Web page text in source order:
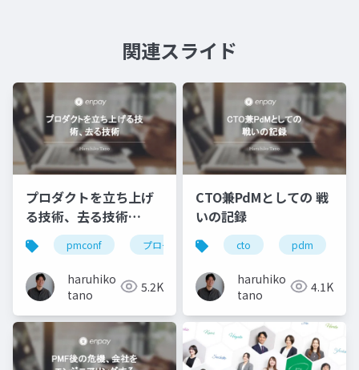
関連スライド
プロダクトを立ち上げ
る技術、去る技術
（pmconf2022）
pmconf プロダクトマネージャー pdm
haruhiko
tano
5.2K
CTO兼PdMとしての 戦
いの記録
cto pdm
haruhiko
tano
4.1K